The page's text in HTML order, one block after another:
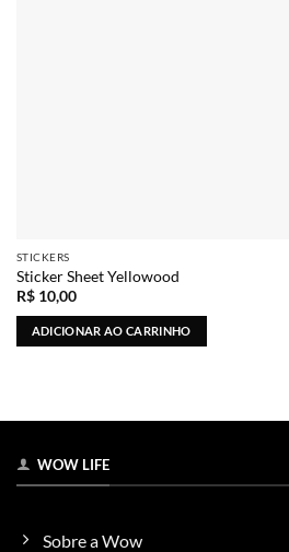
STICKERS
Sticker Sheet Yellowood
R$10,00
ADICIONAR AO CARRINHO
WOW LIFE
Sobre a Wow